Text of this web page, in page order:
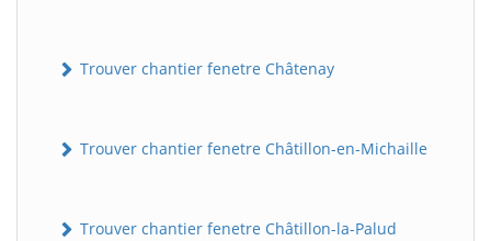
Trouver chantier fenetre Châtenay
Trouver chantier fenetre Châtillon-en-Michaille
Trouver chantier fenetre Châtillon-la-Palud